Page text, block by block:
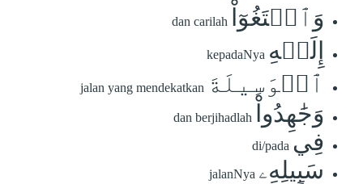
وَٱبۡتَغُوٓاْ dan carilah
إِلَيۡهِ kepadaNya
ٱلۡوَسِيلَةَ jalan yang mendekatkan
وَجَٰهِدُواْ dan berjihadlah
فِي di/pada
سَبِيلِهِۦ jalanNya